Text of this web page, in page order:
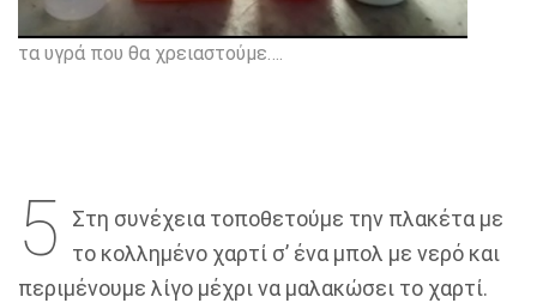
τα υγρά που θα χρειαστούμε….
5
Στη συνέχεια τοποθετούμε την πλακέτα με
το κολλημένο χαρτί σ’ ένα μπολ με νερό και
περιμένουμε λίγο μέχρι να μαλακώσει το χαρτί.